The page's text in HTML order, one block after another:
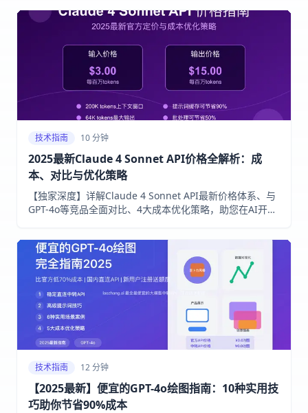
技术指南 10 分钟
2025最新Claude 4 Sonnet API价格全解析：成
本、对比与优化策略
【独家深度】详解Claude 4 Sonnet API最新价格体系、与
GPT-4o等竞品全面对比、4大成本优化策略，助您在AI开发
技术指南 12 分钟
【2025最新】便宜的GPT-4o绘图指南：10种实用技
巧助你节省90%成本